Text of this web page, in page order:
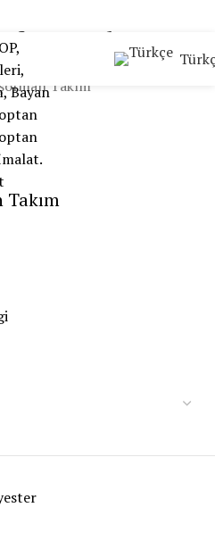
Takım
Takım
Takım